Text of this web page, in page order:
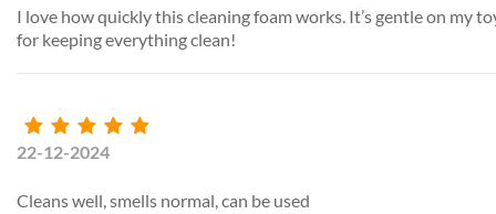
I love how quickly this cleaning foam works. It’s gentle on my
for keeping everything clean!
22-12-2024
Cleans well, smells normal, can be used